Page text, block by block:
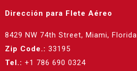
Dirección para Flete Aéreo
8429 NW 74th Street, Miami, Florida
Zip Code.: 33195
Tel.: +1 786 690 0324